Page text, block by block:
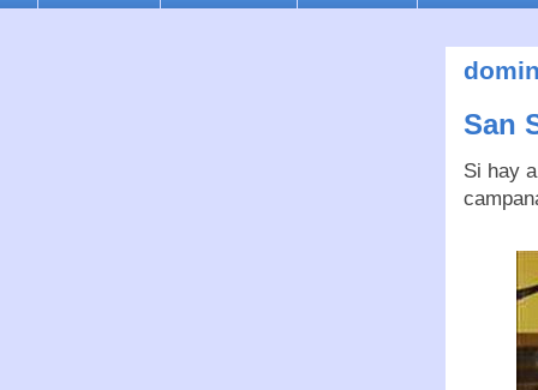
San
Si hay